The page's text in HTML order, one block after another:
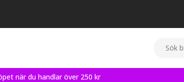
när du handlar över 250 kr